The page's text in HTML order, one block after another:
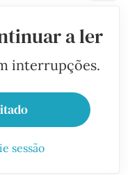
a ler
interrupções.
sessão